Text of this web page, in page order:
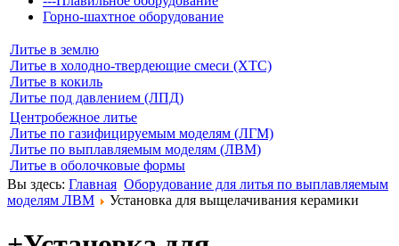
Горно-шахтное оборудование
Литье в землю
Литье в холодно-твердеющие смеси (ХТС)
Литье в кокиль
Литье под давлением (ЛПД)
Центробежное литье
Литье по газифицируемым моделям (ЛГМ)
Литье по выплавляемым моделям (ЛВМ)
Литье в оболочковые формы
Вы здесь: Главная Оборудование для литья по выплавляемым
моделям ЛВМ
Установка для выщелачивания керамики